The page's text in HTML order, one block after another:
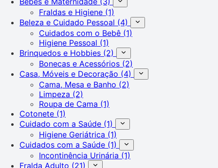
Fraldas e Higiene (1)
Beleza e Cuidado Pessoal (4)
Cuidados com o Bebê (1)
Higiene Pessoal (1)
Brinquedos e Hobbies (2)
Bonecas e Acessórios (2)
Casa, Móveis e Decoração (4)
Cama, Mesa e Banho (2)
Limpeza (2)
Roupa de Cama (1)
Cotonete (1)
Cuidado com a Saúde (1)
Higiene Geriátrica (1)
Cuidados com a Saúde (1)
Incontinência Urinária (1)
Fralda Adulto (21)